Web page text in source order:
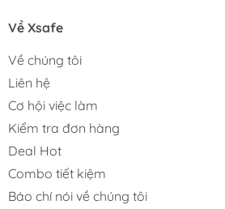
Về Xsafe
Về chúng tôi
Liên hệ
Cơ hội việc làm
Kiểm tra đơn hàng
Deal Hot
Combo tiết kiệm
Báo chí nói về chúng tôi